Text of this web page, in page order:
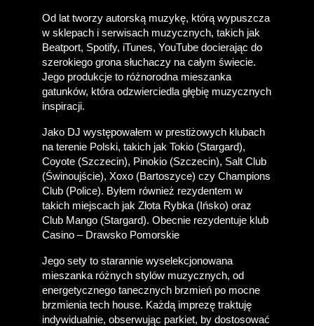
Od lat tworzy autorską muzykę, którą wypuszcza
w sklepach i serwisach muzycznych, takich jak
Beatport, Spotify, iTunes, YouTube docierając do
szerokiego grona słuchaczy na całym świecie.
Jego produkcje to różnorodna mieszanka
gatunków, która odzwierciedla głębię muzycznych
inspiracji.
Jako DJ występowałem w prestiżowych klubach
na terenie Polski, takich jak Tokio (Stargard),
Coyote (Szczecin), Pinokio (Szczecin), Salt Club
(Świnoujście), Xoxo (Bartoszyce) czy Champions
Club (Police). Byłem również rezydentem w
takich miejscach jak Złota Rybka (Ińsko) oraz
Club Mango (Stargard). Obecnie rezydentuje klub
Casino – Drawsko Pomorskie
Jego sety to starannie wyselekcjonowana
mieszanka różnych stylów muzycznych, od
energetycznego tanecznych brzmień po mocne
brzmienia tech house. Każdą imprezę traktuję
indywidualnie, obserwując parkiet, by dostosować